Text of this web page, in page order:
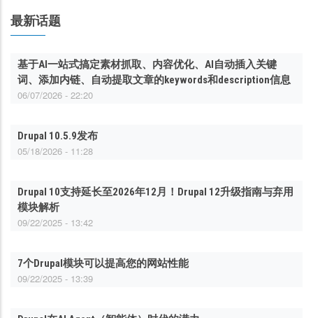
最新话题
基于AI一站式搞定素材抓取、内容优化、AI自动插入关键
词、添加内链、自动提取文章的keywords和description信息
06/07/2026 - 22:20
Drupal 10.5.9发布
05/18/2026 - 11:28
Drupal 10支持延长至2026年12月！Drupal 12升级指南与弃用
模块解析
09/22/2025 - 13:42
7个Drupal模块可以提高您的网站性能
09/22/2025 - 13:39